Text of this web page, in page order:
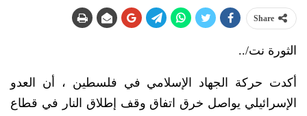
Share
الثورة نت/..
أكدت حركة الجهاد الإسلامي في فلسطين ، أن العدو
الإسرائيلي يواصل خرق اتفاق وقف إطلاق النار في قطاع